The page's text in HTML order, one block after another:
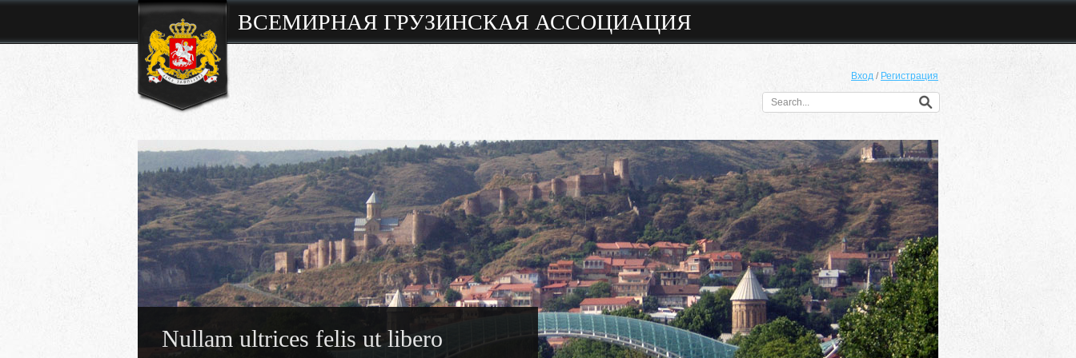
ВСЕМИРНАЯ ГРУЗИНСКАЯ АССОЦИАЦИЯ
Вход / Регистрация
Nullam ultrices felis ut libero